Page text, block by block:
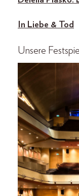
In Liebe & Tod
Unsere